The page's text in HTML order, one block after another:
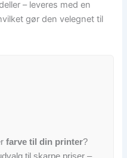
– leveres med en
gør den velegnet til
farve til din printer?